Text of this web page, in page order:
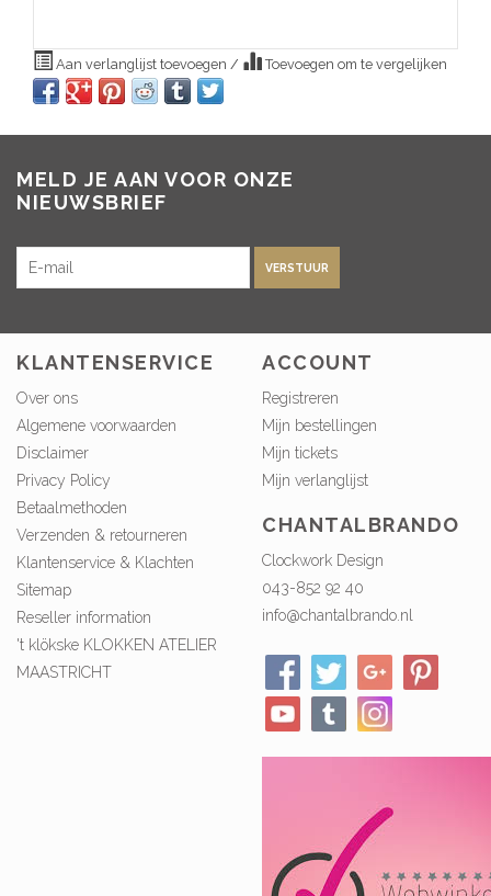
Aan verlanglijst toevoegen / Toevoegen om te vergelijken
MELD JE AAN VOOR ONZE
NIEUWSBRIEF
VERSTUUR
KLANTENSERVICE
Over ons
Algemene voorwaarden
Disclaimer
Privacy Policy
Betaalmethoden
Verzenden & retourneren
Klantenservice & Klachten
Sitemap
Reseller information
't klökske KLOKKEN ATELIER
MAASTRICHT
ACCOUNT
Registreren
Mijn bestellingen
Mijn tickets
Mijn verlanglijst
CHANTALBRANDO
Clockwork Design
043-852 92 40
info@chantalbrando.nl